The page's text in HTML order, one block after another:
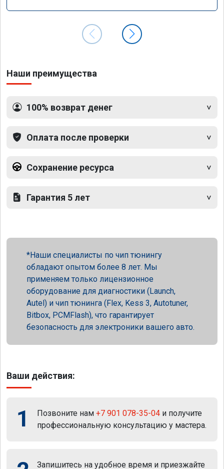
Наши преимущества
100% возврат денег
Оплата после проверки
Сохранение ресурса
Гарантия 5 лет
Наши специалисты по чип тюнингу
обладают опытом более 8 лет. Мы
применяем только лицензионное
оборудование для диагностики (Launch,
Autel) и чип тюнинга (Flex, Kess 3, Autotuner,
Bitbox, PCMFlash), что гарантирует
безопасность для электроники вашего авто.
Ваши действия:
1 Позвоните нам +7 901 078-35-04 и получите
профессиональную консультацию у мастера.
Запишитесь на удобное время и приезжайте